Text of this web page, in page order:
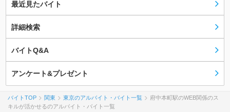
最近見たバイト
詳細検索
バイトQ&A
アンケート&プレゼント
バイトTOP 関東 東京のアルバイト・バイト一覧
府中本町駅のWEB関係のス
キルが活かせるのアルバイト・バイト一覧